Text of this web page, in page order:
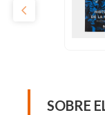
SOBRE